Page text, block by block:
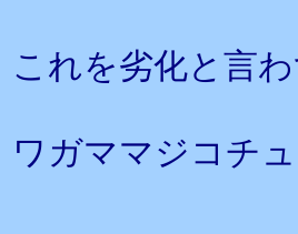
これを劣化と言
ワガママジコチ